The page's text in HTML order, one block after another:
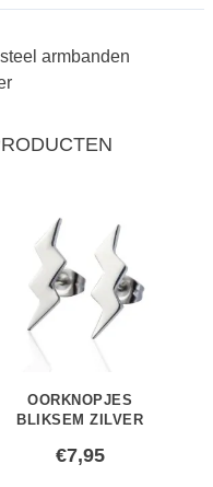
armbanden
OORKNOPJES
BLIKSEM ZILVER
€7,95